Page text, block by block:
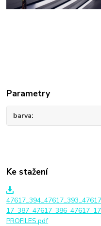
Parametry
barva
Ke stažení
PROFILES.pdf